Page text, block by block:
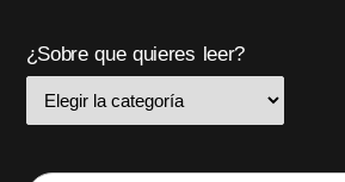
¿Sobre que quieres leer?